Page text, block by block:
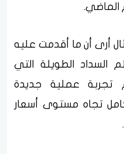
الماضي.
أرى أن ما أقدمت عليه
السداد الطويلة التي
تجربة عملية جديدة
تجاه مستوى أسعار